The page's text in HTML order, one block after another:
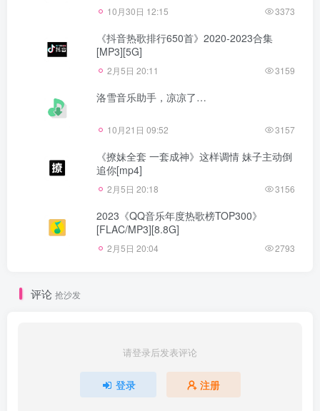
10月30日 12:15 3373
《抖音热歌排行650首》2020-2023合集
[MP3][5G]
2月5日 20:11 3159
洛雪音乐助手，凉凉了…
10月21日 09:52 3157
《撩妹全套 一套成神》这样调情 妹子主动倒
追你[mp4]
2月5日 20:18 3156
2023《QQ音乐年度热歌榜TOP300》
[FLAC/MP3][8.8G]
2月5日 20:04 2793
评论 抢沙发
请登录后发表评论
登录 注册